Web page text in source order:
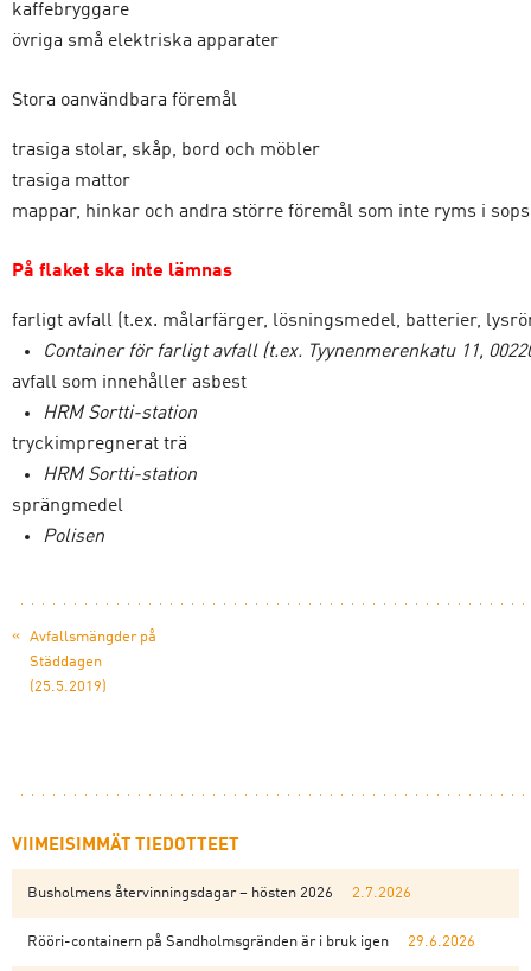
kaffebryggare
övriga små elektriska apparater
Stora oanvändbara föremål
trasiga stolar, skåp, bord och möbler
trasiga mattor
mappar, hinkar och andra större föremål som inte ryms i
På flaket ska inte lämnas
farligt avfall (t.ex. målarfärger, lösningsmedel, batterier,
Container för farligt avfall (t.ex. Tyynenmerenkatu 11,
avfall som innehåller asbest
HRM Sortti-station
tryckimpregnerat trä
HRM Sortti-station
sprängmedel
Polisen
«
Avfallsmängder på
Städdagen
(25.5.2019)
VIIMEISIMMÄT TIEDOTTEET
Busholmens återvinningsdagar – hösten 2026 2.7.2026
Rööri-containern på Sandholmsgränden är i bruk igen 29.6.2026